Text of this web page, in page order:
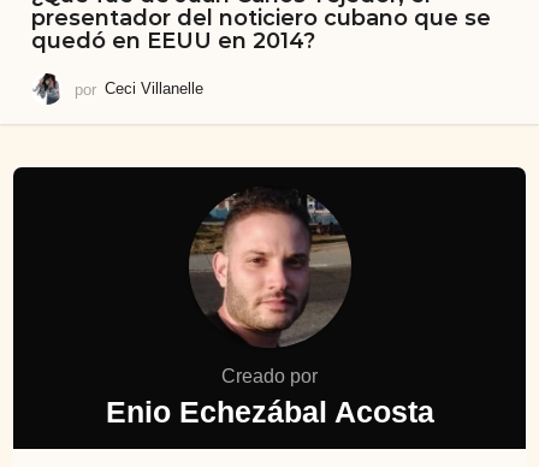
presentador del noticiero cubano que se
quedó en EEUU en 2014?
por Ceci Villanelle
Creado por
Enio Echezábal Acosta